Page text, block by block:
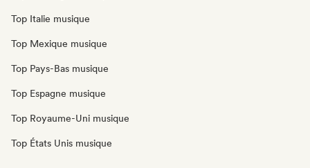
Top Italie musique
Top Mexique musique
Top Pays-Bas musique
Top Espagne musique
Top Royaume-Uni musique
Top États Unis musique